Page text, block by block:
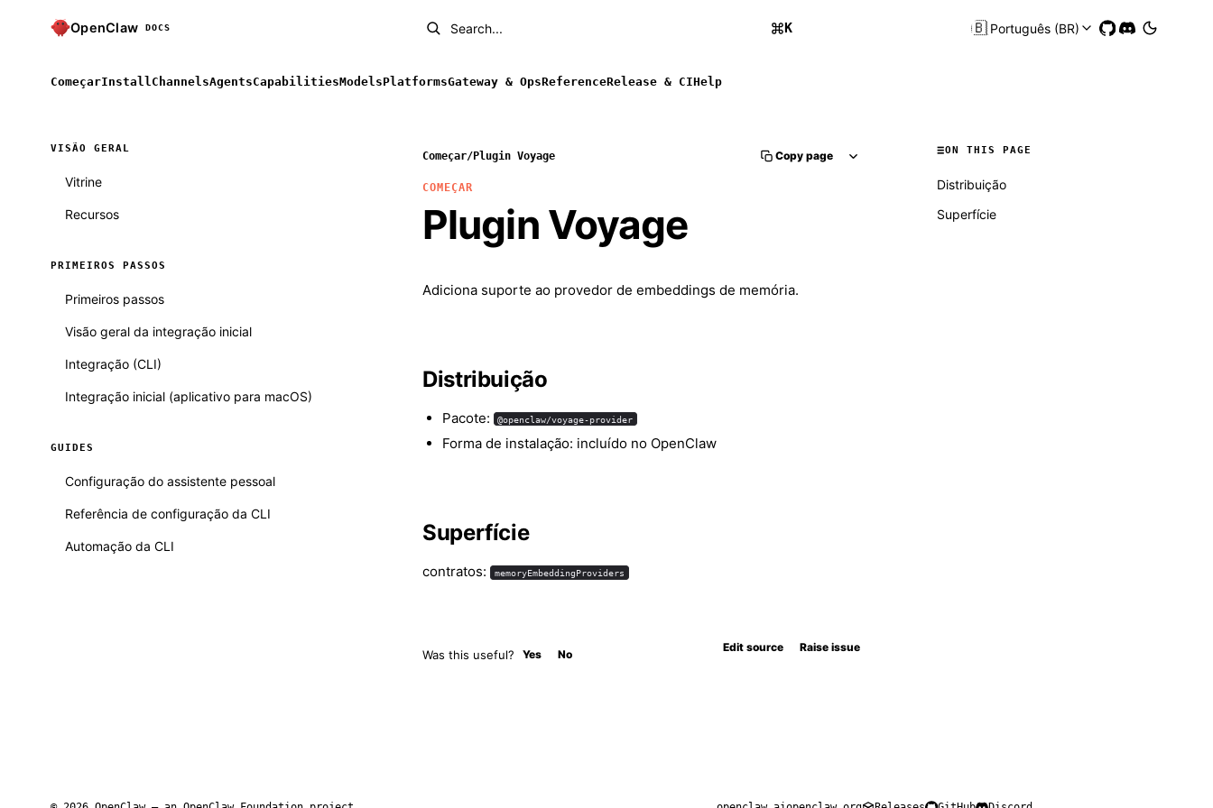
OpenClaw DOCS Search... K 🇧🇷Português (BR)
ComeçarInstall ChannelsAgentsCapabilitiesModelsPlatformsGateway & OpsReferenceRelease & CIHelp
VISÃO GERAL
Vitrine
Recursos
PRIMEIROS PASSOS
Primeiros passos
Visão geral da integração inicial
Integração (CLI)
Integração inicial (aplicativo para macOS)
GUIDES
Configuração do assistente pessoal
Referência de configuração da CLI
Automação da CLI
Começar/Plugin Voyage Copy page
COMEÇAR
Plugin Voyage
Adiciona suporte ao provedor de embeddings de memória.
Distribuição
Pacote: @openclaw/voyage-provider
Forma de instalação: incluído no OpenClaw
Superfície
contratos: memoryEmbeddingProviders
Was this useful? Yes No
Edit source Raise issue
ON THIS PAGE
Distribuição
Superfície